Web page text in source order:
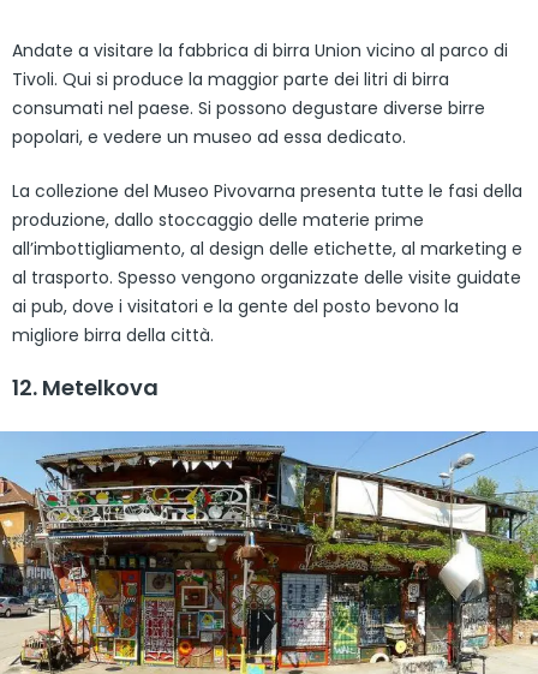
Andate a visitare la fabbrica di birra Union vicino al parco di
Tivoli. Qui si produce la maggior parte dei litri di birra
consumati nel paese. Si possono degustare diverse birre
popolari, e vedere un museo ad essa dedicato.
La collezione del Museo Pivovarna presenta tutte le fasi della
produzione, dallo stoccaggio delle materie prime
all’imbottigliamento, al design delle etichette, al marketing e
al trasporto. Spesso vengono organizzate delle visite guidate
ai pub, dove i visitatori e la gente del posto bevono la
migliore birra della città.
12. Metelkova